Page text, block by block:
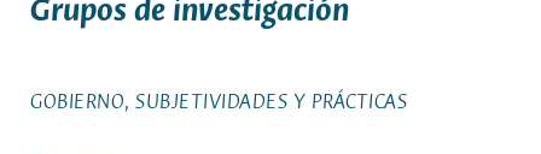
Grupos de investigación
GOBIERNO, SUBJETIVIDADES Y PRÁCTICAS